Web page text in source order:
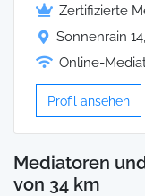
Zertifizierte
Sonnenrain
Online-
Profil ansehen
Mediatoren
von 34 km